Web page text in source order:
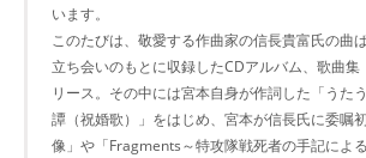
います。
このたびは、敬愛する作曲家の信長貴富氏の曲
立ち会いのもとに収録したCDアルバム、歌曲集
リース。その中には宮本自身が作詞した「うた
譚（祝婚歌）」をはじめ、宮本が信長氏に委嘱
像」や「Fragments～特攻隊戦死者の手記によ